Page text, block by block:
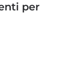
per